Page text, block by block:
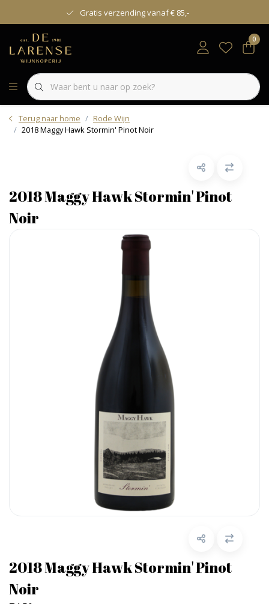
Gratis verzending vanaf € 85,-
0
Terug naar home
Rode Wijn
2018 Maggy Hawk Stormin' Pinot Noir
2018 Maggy Hawk Stormin' Pinot
Noir
2018 Maggy Hawk Stormin' Pinot
Noir